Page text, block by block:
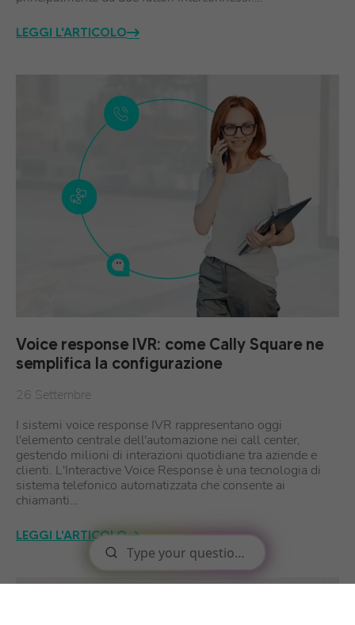
LEGGI L'ARTICOLO
Voice response IVR: come Cally Square ne
semplifica la configurazione
26 Settembre
I sistemi voice response IVR rappresentano oggi
l'elemento centrale dell'automazione nei call center,
gestendo milioni di interazioni quotidiane tra aziende e
clienti. L'Interactive Voice Response è una tecnologia di
sistema telefonico automatizzata che consente ai
chiamanti…
LEGGI L'ARTICOLO